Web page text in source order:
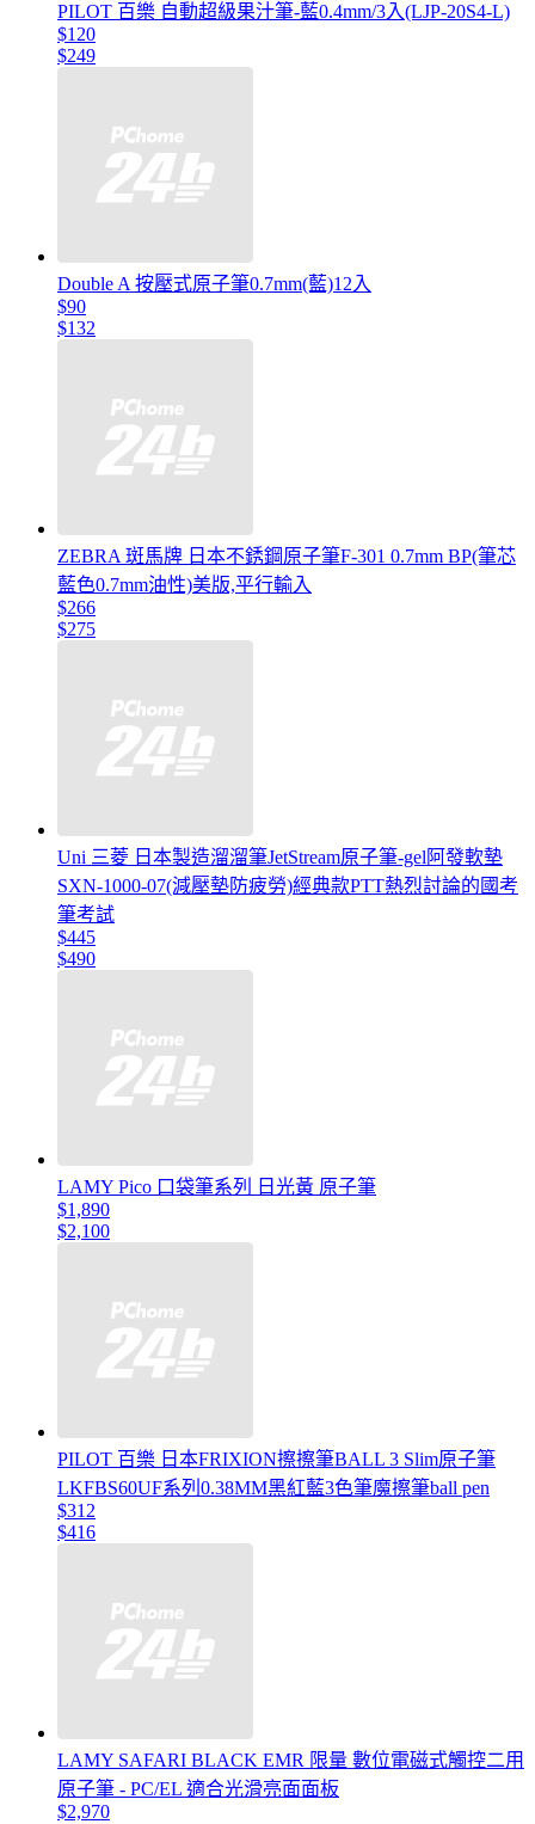
PILOT 百樂 自動超級果汁筆-藍0.4mm/3入(LJP-20S4-L)
$120
$249
Double A 按壓式原子筆0.7mm(藍)12入
$90
$132
ZEBRA 斑馬牌 日本不銹鋼原子筆F-301 0.7mm BP(筆芯
藍色0.7mm油性)美版,平行輸入
$266
$275
Uni 三菱 日本製造溜溜筆JetStream原子筆-gel阿發軟墊
SXN-1000-07(減壓墊防疲勞)經典款PTT熱烈討論的國考
筆考試
$445
$490
LAMY Pico 口袋筆系列 日光黃 原子筆
$1,890
$2,100
PILOT 百樂 日本FRIXION擦擦筆BALL 3 Slim原子筆
LKFBS60UF系列0.38MM黑紅藍3色筆魔擦筆ball pen
$312
$416
LAMY SAFARI BLACK EMR 限量 數位電磁式觸控二用
原子筆 - PC/EL 適合光滑亮面面板
$2,970